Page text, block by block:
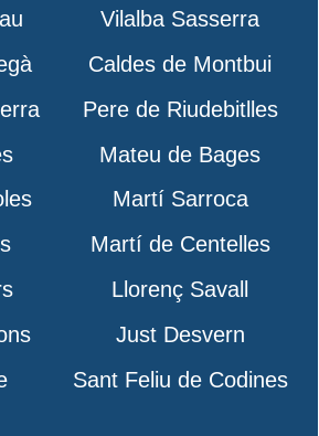
Vilalba Sasserra
Caldes de Montbui
Pere de Riudebitlles
Mateu de Bages
Martí Sarroca
Martí de Centelles
Llorenç Savall
Just Desvern
Sant Feliu de Codines